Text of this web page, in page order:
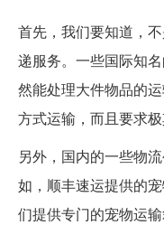
首先，我们要知道，
递服务。一些国际知
然能处理大件物品的
方式运输，而且要求极
另外，国内的一些物
如，顺丰速运提供的
们提供专门的宠物运